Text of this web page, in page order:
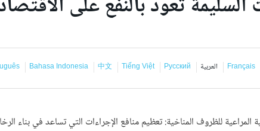
Français العربية Русский
Tiếng Việt
中文
Bahasa Indonesia
المراعية للظروف المناخية: تعظيم منافع الإجراءات التي تساعد في بناء